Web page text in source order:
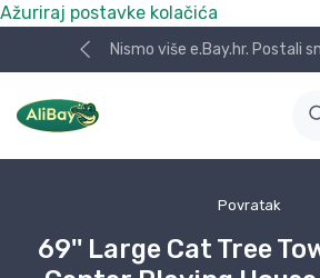
Ažuriraj postavke kolačića
Nismo više e.Bay.hr. Postali
Povratak
69'' Large Cat Tree